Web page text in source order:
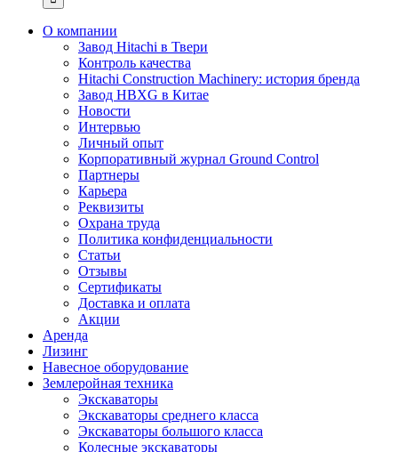
О компании
Завод Hitachi в Твери
Контроль качества
Hitachi Construction Machinery: история бренда
Завод HBXG в Китае
Новости
Интервью
Личный опыт
Корпоративный журнал Ground Control
Партнеры
Карьера
Реквизиты
Охрана труда
Политика конфиденциальности
Статьи
Отзывы
Сертификаты
Доставка и оплата
Акции
Аренда
Лизинг
Навесное оборудование
Землеройная техника
Экскаваторы
Экскаваторы среднего класса
Экскаваторы большого класса
Колесные экскаваторы